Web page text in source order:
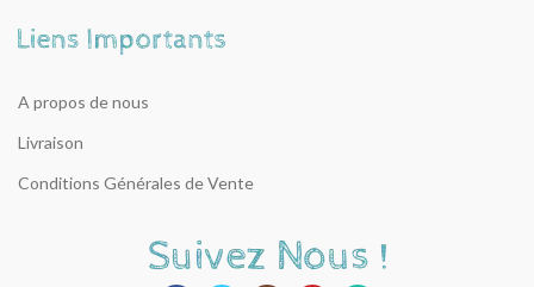
A propos de nous
Livraison
Conditions Générales de Vente